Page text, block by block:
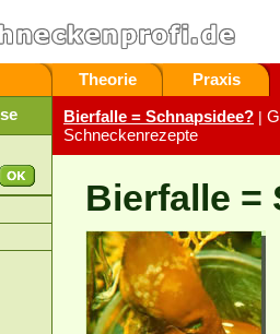
Theorie
Praxis
Bierfalle = Schnapsidee? |
Schneckenrezepte
Bierfalle =